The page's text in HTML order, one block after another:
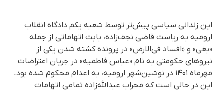
این زندانی سیاسی پیش‌تر توسط شعبه یکم دادگاه انقلاب
ارومیه به ریاست قاضی نجف‌زاده، بابت اتهاماتی از جمله
«بغی» و «افساد فی‌الارض» در پرونده کشته شدن یکی از
نیروهای حکومتی به نام «عباس فاطمیه» در جریان اعتراضات
مهرماه ۱۴۰۱ در نوشین‌شهر ارومیه، به اعدام محکوم شده بود.
این در حالی است که محراب عبدالله‌زاده تمامی اتهامات